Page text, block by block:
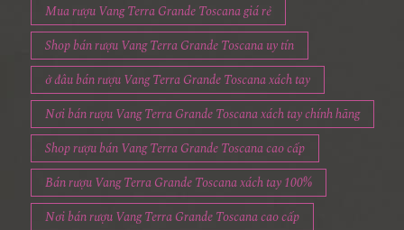
Mua rượu Vang Terra Grande Toscana giá rẻ
Shop bán rượu Vang Terra Grande Toscana uy tín
ở đâu bán rượu Vang Terra Grande Toscana xách tay
Nơi bán rượu Vang Terra Grande Toscana xách tay chính hãng
Shop rượu bán Vang Terra Grande Toscana cao cấp
Bán rượu Vang Terra Grande Toscana xách tay 100%
Nơi bán rượu Vang Terra Grande Toscana cao cấp